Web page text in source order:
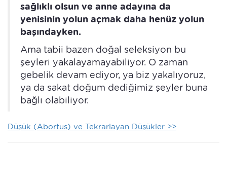
sağlıklı olsun ve anne adayına da
yenisinin yolun açmak daha henüz yolun
başındayken.
Ama tabii bazen doğal seleksiyon bu
şeyleri yakalayamayabiliyor. O zaman
gebelik devam ediyor, ya biz yakalıyoruz,
ya da sakat doğum dediğimiz şeyler buna
bağlı olabiliyor.
Düşük (Abortus) ve Tekrarlayan Düşükler >>